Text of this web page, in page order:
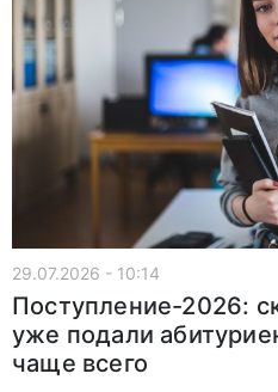
29.07.2026 - 10:14
Поступление-2026:
уже подали
чаще всего